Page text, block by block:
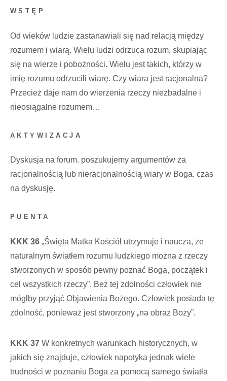
WSTĘP
Od wieków ludzie zastanawiali się nad relacją między
rozumem i wiarą. Wielu ludzi odrzuca rozum, skupiając
się na wierze i pobożności. Wielu jest takich, którzy w
imię rozumu odrzucili wiarę. Czy wiara jest racjonalna?
Przecież daje nam do wierzenia rzeczy niezbadalne i
nieosiągalne rozumem…
AKTYWIZACJA
Dyskusja na forum. poszukujemy argumentów za
racjonalnością lub nieracjonalnością wiary w Boga. czas
na dyskusję.
PUENTA
KKK 36 „Święta Matka Kościół utrzymuje i naucza, że
naturalnym światłem rozumu ludzkiego można z rzeczy
stworzonych w sposób pewny poznać Boga, początek i
cel wszystkich rzeczy”. Bez tej zdolności człowiek nie
mógłby przyjąć Objawienia Bożego. Człowiek posiada tę
zdolność, ponieważ jest stworzony „na obraz Boży”.
KKK 37 W konkretnych warunkach historycznych, w
jakich się znajduje, człowiek napotyka jednak wiele
trudności w poznaniu Boga za pomocą samego światła